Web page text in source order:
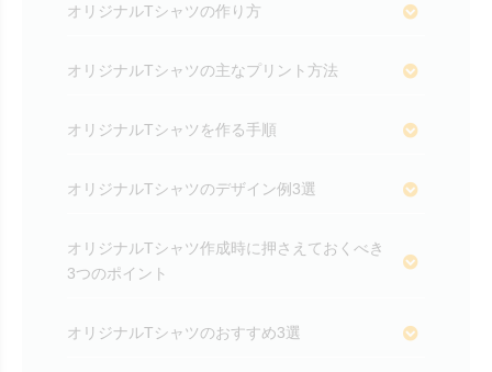
オリジナルTシャツの作り方
オリジナルTシャツの主なプリント方法
オリジナルTシャツを作る手順
オリジナルTシャツのデザイン例3選
オリジナルTシャツ作成時に押さえておくべき
3つのポイント
オリジナルTシャツのおすすめ3選